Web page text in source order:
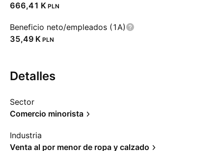
‪666,41 K‬ PLN
Beneficio neto/empleados (1A)
‪35,49 K‬ PLN
Detalles
Sector
Comercio minorista
Industria
Venta al por menor de ropa y calzado